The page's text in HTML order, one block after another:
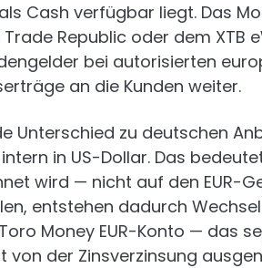
Cash verfügbar liegt. Das
Republic oder dem XTB
bei autorisierten
an die Kunden weiter.
Unterschied zu deutschen
in US-Dollar. Das
wird — nicht auf den EUR-
entstehen dadurch
Money EUR-Konto — das
von der Zinsverzinsung